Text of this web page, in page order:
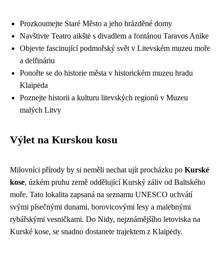
Prozkoumejte Staré Město a jeho hrázděné domy
Navštivte Teatro aikštė s divadlem a fontánou Taravos Anike
Objevte fascinující podmořský svět v Litevském muzeu moře
a delfináriu
Ponořte se do historie města v historickém muzeu hradu
Klaipėda
Poznejte historii a kulturu litevských regionů v Muzeu
malých Litvy
Výlet na Kurskou kosu
Milovníci přírody by si neměli nechat ujít procházku po Kurské
kose, úzkém pruhu země oddělující Kurský záliv od Baltského
moře. Tato lokalita zapsaná na seznamu UNESCO uchvátí
svými písečnými dunami, borovicovými lesy a malebnými
rybářskými vesničkami. Do Nidy, nejznámějšího letoviska na
Kurské kose, se snadno dostanete trajektem z Klaipėdy.